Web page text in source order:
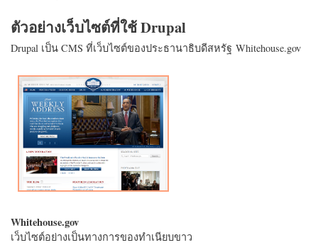
ตัวอย่างเว็บไซต์ที่ใช้ Drupal
Drupal เป็น CMS ที่เว็บไซต์ของประธานาธิบดีสหรัฐ Whitehouse.gov
Whitehouse.gov
เว็บไซต์อย่างเป็นทางการของทำเนียบขาว